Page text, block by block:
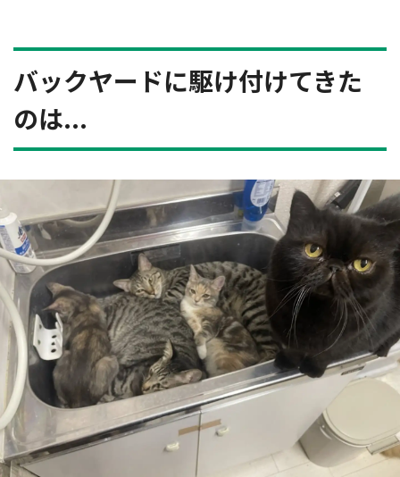
都道府選択
バックヤードに駆け付けてきた
のは...